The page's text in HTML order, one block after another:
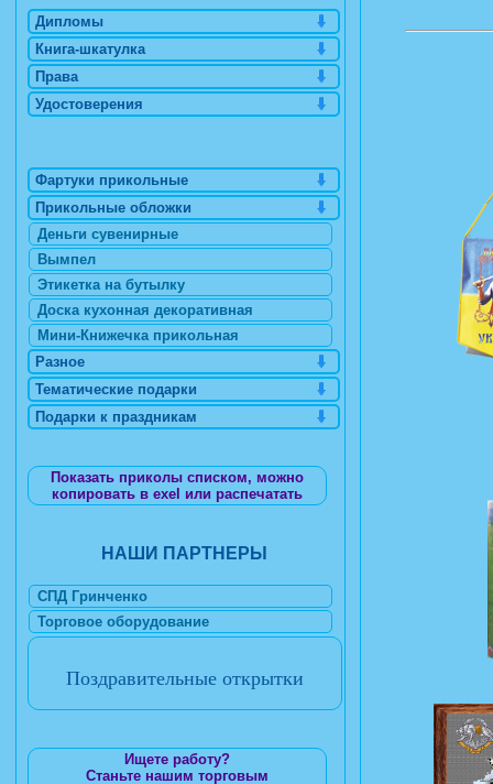
Дипломы
Книга-шкатулка
Права
Удостоверения
Фартуки прикольные
Прикольные обложки
Деньги сувенирные
Вымпел
Этикетка на бутылку
Доска кухонная декоративная
Мини-Книжечка прикольная
Разное
Тематические подарки
Подарки к праздникам
Показать приколы списком, можно
копировать в exel или распечатать
НАШИ ПАРТНЕРЫ
СПД Гринченко
Торговое оборудование
Поздравительные открытки
Ищете работу?
Станьте нашим торговым